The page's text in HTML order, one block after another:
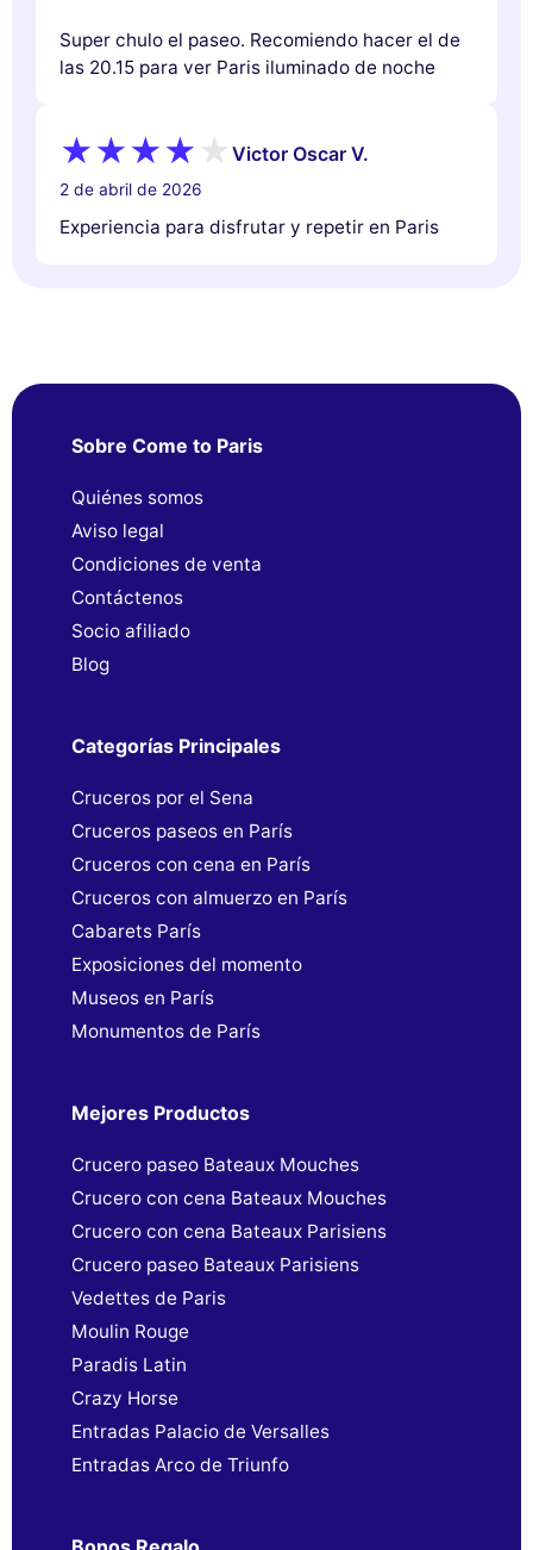
Super chulo el paseo. Recomiendo hacer el de
las 20.15 para ver Paris iluminado de noche
Victor Oscar V.
2 de abril de 2026
Experiencia para disfrutar y repetir en Paris
Sobre Come to Paris
Quiénes somos
Aviso legal
Condiciones de venta
Contáctenos
Socio afiliado
Blog
Categorías Principales
Cruceros por el Sena
Cruceros paseos en París
Cruceros con cena en París
Cruceros con almuerzo en París
Cabarets París
Exposiciones del momento
Museos en París
Monumentos de París
Mejores Productos
Crucero paseo Bateaux Mouches
Crucero con cena Bateaux Mouches
Crucero con cena Bateaux Parisiens
Crucero paseo Bateaux Parisiens
Vedettes de Paris
Moulin Rouge
Paradis Latin
Crazy Horse
Entradas Palacio de Versalles
Entradas Arco de Triunfo